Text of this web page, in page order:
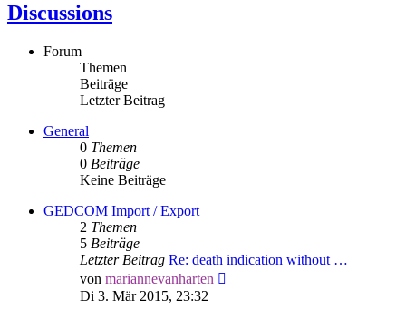
Discussions
Forum
Themen
Beiträge
Letzter Beitrag
General
0 Themen
0 Beiträge
Keine Beiträge
GEDCOM Import / Export
2 Themen
5 Beiträge
Letzter Beitrag Re: death indication without …
von mariannevanharten
Di 3. Mär 2015, 23:32